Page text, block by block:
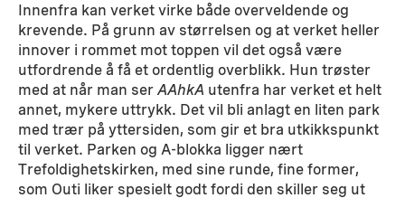
Innenfra kan verket virke både overveldende og
krevende. På grunn av størrelsen og at verket heller
innover i rommet mot toppen vil det også være
utfordrende å få et ordentlig overblikk. Hun trøster
med at når man serAAhkA utenfra har verket et helt
annet, mykere uttrykk. Det vil bli anlagt en liten park
med trær på yttersiden, som gir et bra utkikkspunkt
til verket. Parken og A-blokka ligger nært
Trefoldighetskirken, med sine runde, fine former,
som Outi liker spesielt godt fordi den skiller seg ut